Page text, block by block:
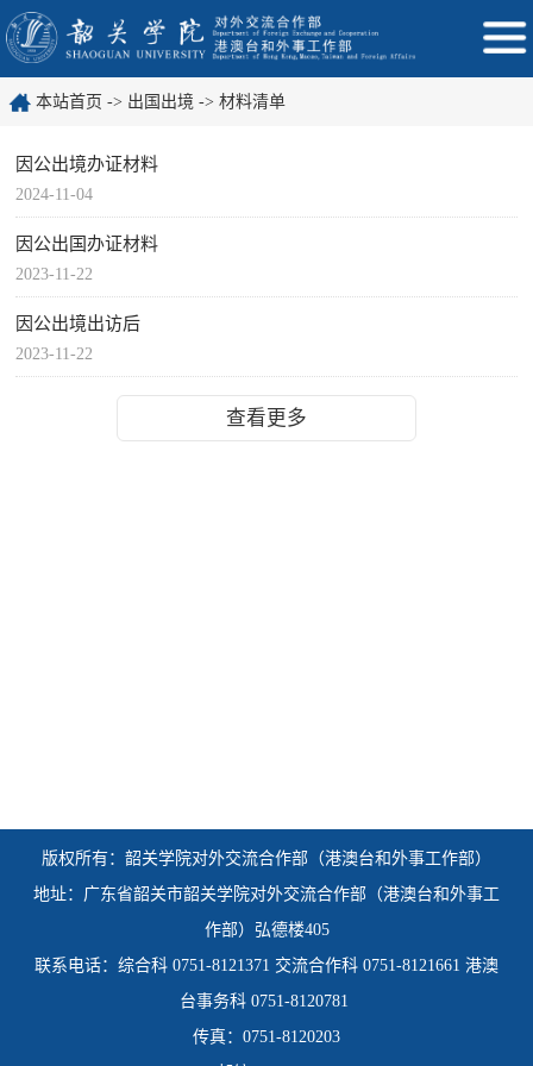
本站首页 -> 出国出境 -> 材料清单
因公出境办证材料
2024-11-04
因公出国办证材料
2023-11-22
因公出境出访后
2023-11-22
查看更多
版权所有：韶关学院对外交流合作部（港澳台和外事工作部）
地址：广东省韶关市韶关学院对外交流合作部（港澳台和外事工
作部）弘德楼405
联系电话：综合科 0751-8121371 交流合作科 0751-8121661 港澳
台事务科 0751-8120781
传真：0751-8120203